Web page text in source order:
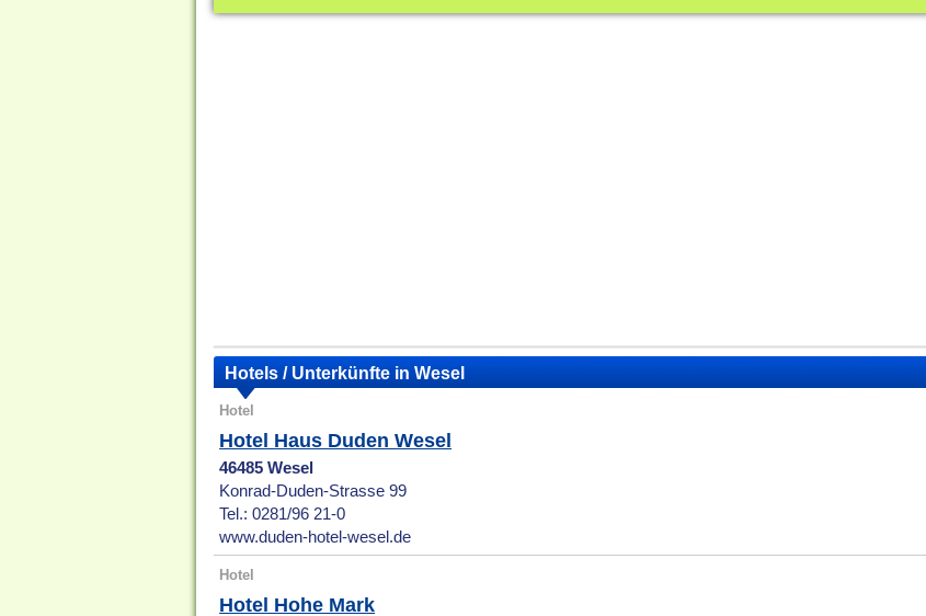
Hotels / Unterkünfte in Wesel
Hotel
Hotel Haus Duden Wesel
46485 Wesel
Konrad-Duden-Strasse 99
Tel.: 0281/96 21-0
www.duden-hotel-wesel.de
Hotel
Hotel Hohe Mark